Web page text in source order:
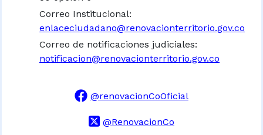
Correo Institucional:
enlaceciudadano@renovacionterritorio.gov.co
Correo de notificaciones judiciales:
notificacion@renovacionterritorio.gov.co
@renovacionCoOficial
@RenovacionCo